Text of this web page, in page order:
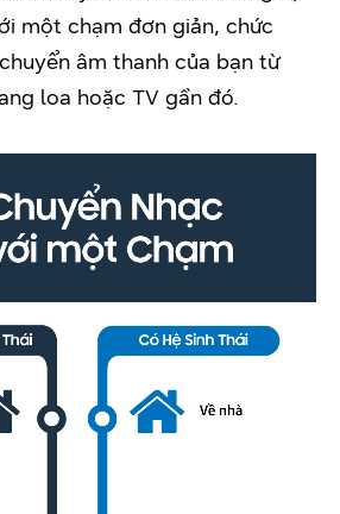
một chạm đơn giản, chức
âm thanh của bạn từ
loa hoặc TV gần đó.